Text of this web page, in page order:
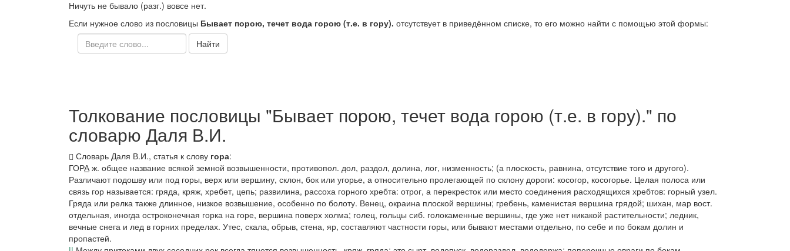
Ничуть не бывало (разг.) вовсе нет.
Если нужное слово из пословицы Бывает порою, течет вода горою (т.е. в гору). отсутствует в приведённом списке, то его можно найти с помощью этой формы:
Найти
Толкование пословицы "Бывает порою, течет вода горою (т.е. в гору)." по
словарю Даля В.И.
Словарь Даля В.И., статья к слову гора:
ГОРА ж. общее название всякой земной возвышенности, противопол. дол, раздол, долина, лог, низменность; (а плоскость, равнина, отсутствие того и другого).
Различают подошву или под горы, верх или вершину, склон, бок или угорье, а относительно пролегающей по склону дороги: косогор, косогорье. Целая полоса или
связь гор называется: гряда, кряж, хребет, цепь; развилина, рассоха горного хребта: отрог, а перекресток или место соединения расходящихся хребтов: горный узел.
Гряда или релка также длинное, низкое возвышение, особенно по болоту. Венец, окраина плоской вершины; гребень, каменистая вершина грядой; шихан, мар вост.
отдельная, иногда остроконечная горка на горе, вершина поверх холма; голец, гольцы сиб. голокаменные вершины, где уже нет никакой растительности; ледник,
вечные снега и лед в горних пределах. Утес, скала, обрыв, стена, яр, составляют частности горы, или бывают местами отдельно, по себе и по бокам долин и
пропастей.